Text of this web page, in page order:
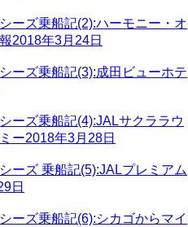
ーズ乗船記(2):ハーモニー・オ
2018年3月24日
ーズ乗船記(3):成田ビューホテ
ーズ乗船記(4):JALサクララウ
ー2018年3月28日
ーズ 乗船記(5):JALプレミアム
日
ーズ乗船記(6):シカゴからマイ